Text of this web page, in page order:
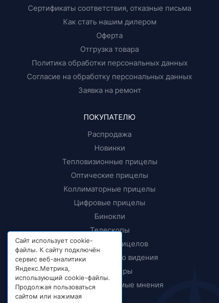
Сертификаты соответствия, отказные письма
Как стать нашим дилером
Оферта
Отгрузка товара
Политика обработки персональных данных
Согласие на обработку персональных данных
Заявка на ремонт
ПОКУПАТЕЛЮ
Распродажа
Новинки
Тепловизионные прицелы
Оптические прицелы
Коллиматорные прицелы
Цифровые прицелы
Бинокли
Телескопы
Крепления прицелов
Приборы ночного видения
Дальномеры
Тесты и независимые мнения
Сайт использует cookie-
файлы. К сайту подключён
сервис веб-аналитики
Яндекс.Метрика,
использующий cookie-файлы.
Продолжая пользоваться
сайтом или нажимая